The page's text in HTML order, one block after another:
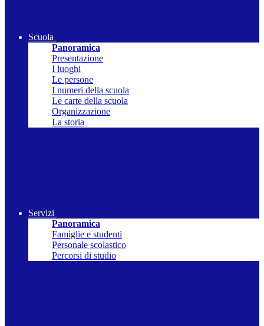
Scuola
Panoramica
Presentazione
I luoghi
Le persone
I numeri della scuola
Le carte della scuola
Organizzazione
La storia
Servizi
Panoramica
Famiglie e studenti
Personale scolastico
Percorsi di studio